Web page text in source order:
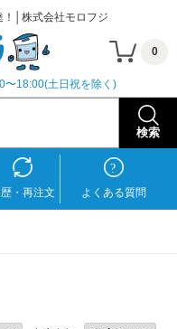
│株式会社モロフジ
0
〜18:00(土日祝を除く)
・再注文 よくある質問